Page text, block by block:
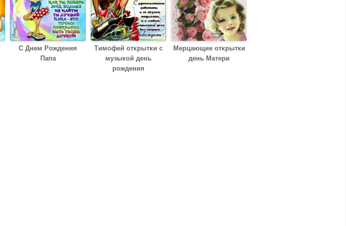
С Днем Рождения
Папа
Тимофей открытки с
музыкой день
рождения
Мерцающие открытки
день Матери